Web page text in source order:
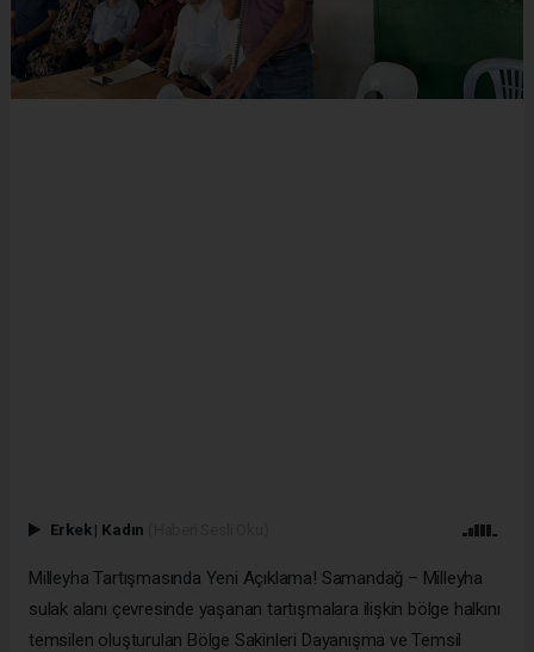
Erkek | Kadın
Milleyha Tartışmasında Yeni Açıklama! Samandağ – Milleyha
sulak alanı çevresinde yaşanan tartışmalara ilişkin bölge halkını
temsilen oluşturulan Bölge Sakinleri Dayanışma ve Temsil